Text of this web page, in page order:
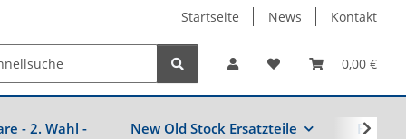
Startseite News Kontakt
0,00 €
- 2. Wahl - New Old Stock Ersatzteile